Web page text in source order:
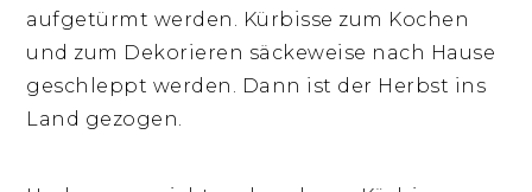
aufgetürmt werden. Kürbisse zum Kochen
und zum Dekorieren säckeweise nach Hause
geschleppt werden. Dann ist der Herbst ins
Land gezogen.